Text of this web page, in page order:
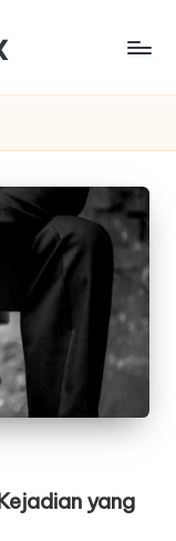
yang